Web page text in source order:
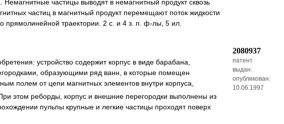
частицы выводят в немагнитный продукт сквозь
частиц в магнитный продукт перемещают поток жидкости
прямолинейной траектории. 2 с. и 4 з. п. ф-лы, 5 ил.
устройство содержит корпус в виде барабана,
образующими ряд ванн, в которые помещен
полем от цепи магнитных элементов внутри корпуса,
этом реборды, корпус и внешние перегородки выполнены из
пульпы крупные и легкие частицы проходят поверх
2080937
патент
выдан:
опубликован:
10.06.1997